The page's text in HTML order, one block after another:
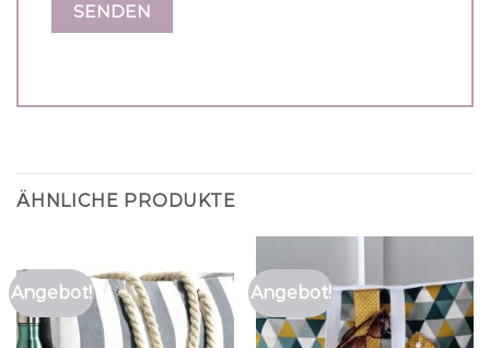
ÄHNLICHE PRODUKTE
Angebot! Angebot!